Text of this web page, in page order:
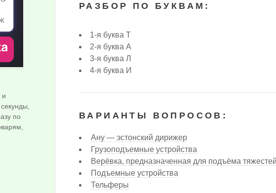
РАЗБОР ПО БУКВАМ:
1-я буква Т
2-я буква А
3-я буква Л
4-я буква И
ВАРИАНТЫ ВОПРОСОВ:
Ану — эстонский дирижер
Грузоподъемные устройства
Верёвка, предназначенная для подъёма
Подъемные устройства
Тельферы
и
по